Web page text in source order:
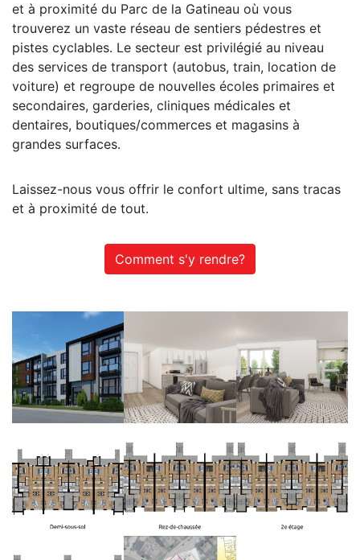
et à proximité du Parc de la Gatineau où vous
trouverez un vaste réseau de sentiers pédestres et
pistes cyclables. Le secteur est privilégié au niveau
des services de transport (autobus, train, location de
voiture) et regroupe de nouvelles écoles primaires et
secondaires, garderies, cliniques médicales et
dentaires, boutiques/commerces et magasins à
grandes surfaces.
Laissez-nous vous offrir le confort ultime, sans tracas
et à proximité de tout.
Comment s'y rendre?